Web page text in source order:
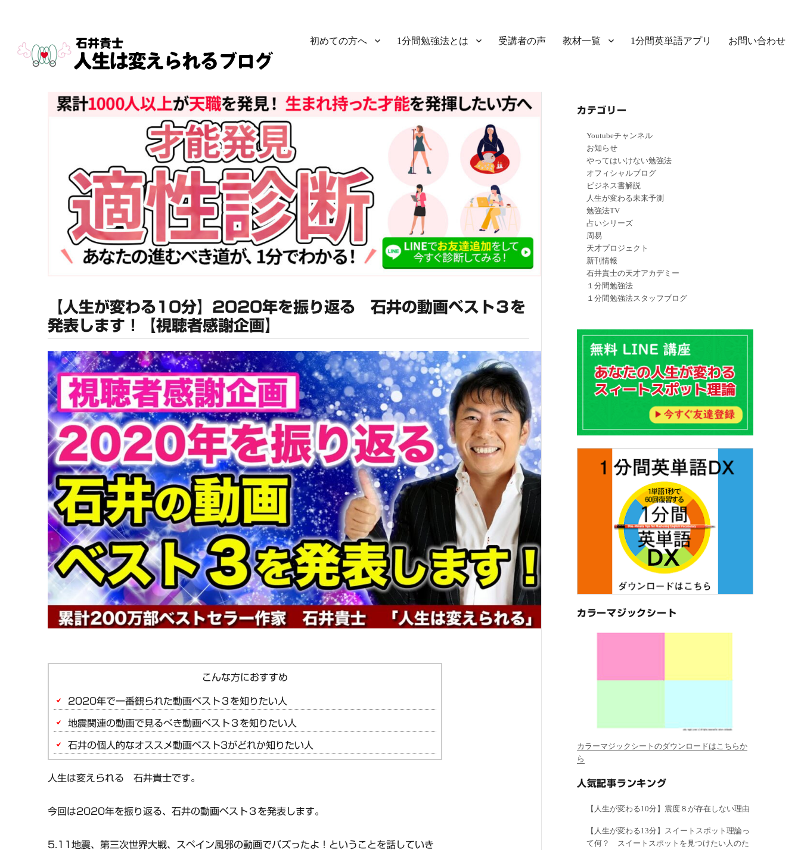
初めての方へ 1分間勉強法とは 受講者の声 教材一覧 1分間英単語アプリ お問い合わせ
【人生が変わる10分】2020年を振り返る 石井の動画ベスト３を
発表します！【視聴者感謝企画】
2020年で一番観られた動画ベスト３を知りたい人
地震関連の動画で見るべき動画ベスト３を知りたい人
石井の個人的なオススメ動画ベスト3がどれか知りたい人
人生は変えられる 石井貴士です。
今回は2020年を振り返る、石井の動画ベスト３を発表します。
5.11地震、第三次世界大戦、スペイン風邪の動画でバズったよ！ということを話していき
カテゴリー
Youtubeチャンネル
お知らせ
やってはいけない勉強法
オフィシャルブログ
ビジネス書解説
人生が変わる未来予測
勉強法TV
占いシリーズ
周易
天才プロジェクト
新刊情報
石井貴士の天才アカデミー
１分間勉強法
１分間勉強法スタッフブログ
カラーマジックシート
カラーマジックシートのダウンロードはこちらか
ら
人気記事ランキング
【人生が変わる10分】震度８が存在しない理由
【人生が変わる13分】スイートスポット理論っ
て何？ スイートスポットを見つけたい人のた